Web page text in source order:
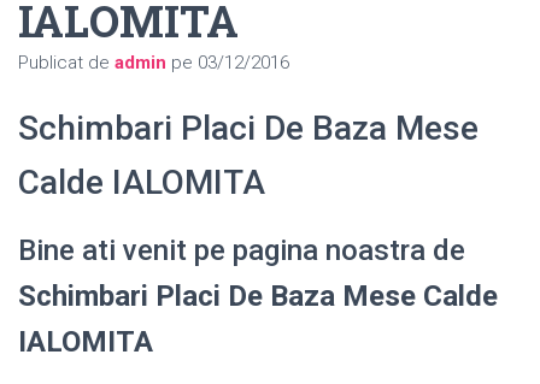
IALOMITA
Publicat de admin pe 03/12/2016
Schimbari Placi De Baza Mese
Calde IALOMITA
Bine ati venit pe pagina noastra de
Schimbari Placi De Baza Mese Calde
IALOMITA